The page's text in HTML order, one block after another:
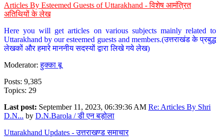
Articles By Esteemed Guests of Uttarakhand - विशेष आमंत्रित
अतिथियों के लेख
Here you will get articles on various subjects mainly related to
Uttarakhand by our esteemed guests and members.(उत्तराखंड के प्रबुद्ध
लेखकों और हमारे माननीय सदस्यों द्वारा लिखे गये लेख)
Moderator:हुक्का बू
Posts: 9,385
Topics: 29
Last post: September 11, 2023, 06:39:36 AM Re: Articles By Shri
D.N... by D.N.Barola / डी एन बड़ोला
Uttarakhand Updates - उत्तराखण्ड समाचार